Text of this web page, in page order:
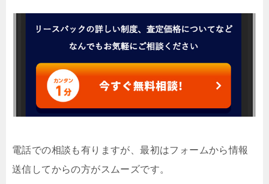
電話での相談も有りますが、最初はフォームから情報
送信してからの方がスムーズです。